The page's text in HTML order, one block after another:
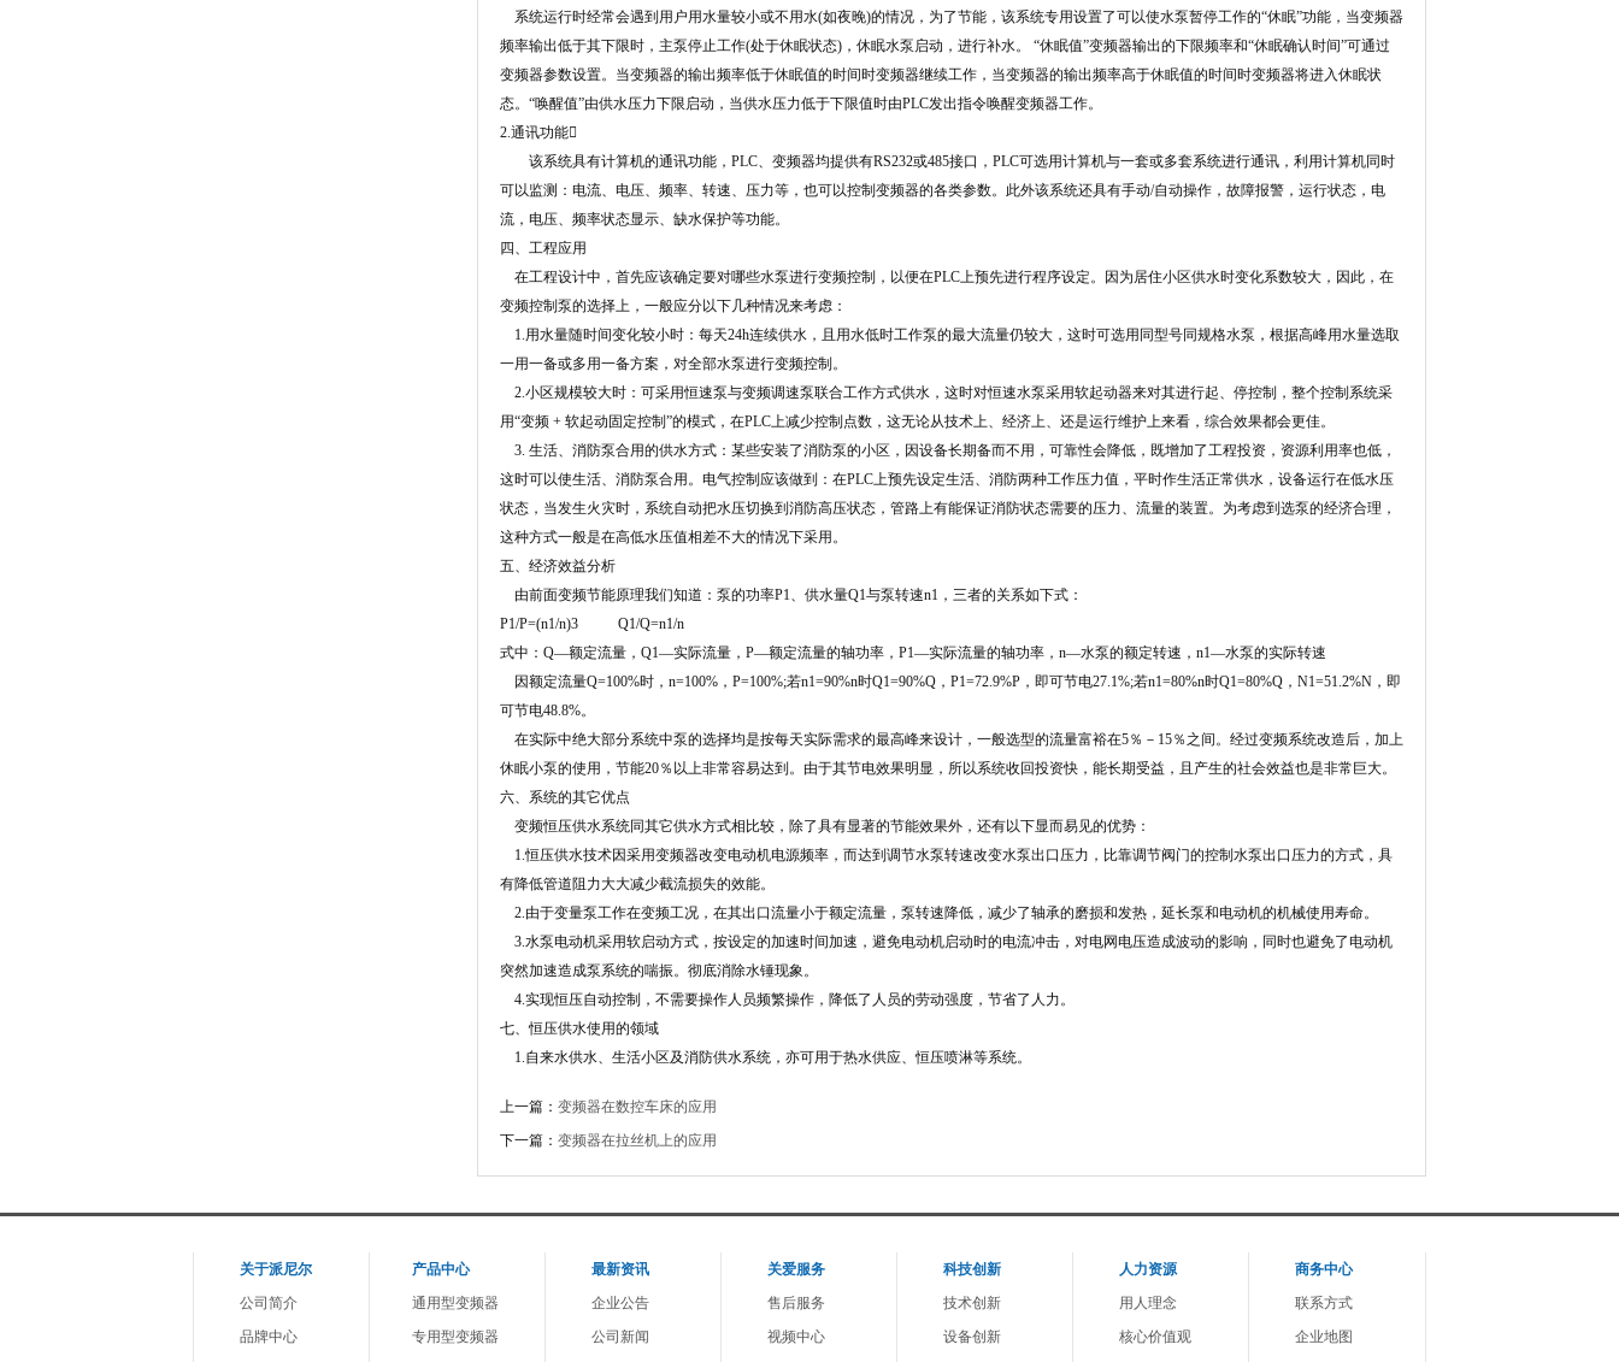
系统运行时经常会遇到用户用水量较小或不用水(如夜晚)的情况，为了节能，该系统专用设置了可以使水泵暂停工作的“休眠”功能，当变频器
频率输出低于其下限时，主泵停止工作(处于休眠状态)，休眠水泵启动，进行补水。 “休眠值”变频器输出的下限频率和“休眠确认时间”可通过
变频器参数设置。当变频器的输出频率低于休眠值的时间时变频器继续工作，当变频器的输出频率高于休眠值的时间时变频器将进入休眠状
态。“唤醒值”由供水压力下限启动，当供水压力低于下限值时由PLC发出指令唤醒变频器工作。
2.通讯功能
该系统具有计算机的通讯功能，PLC、变频器均提供有RS232或485接口，PLC可选用计算机与一套或多套系统进行通讯，利用计算机同时
可以监测：电流、电压、频率、转速、压力等，也可以控制变频器的各类参数。此外该系统还具有手动/自动操作，故障报警，运行状态，电
流，电压、频率状态显示、缺水保护等功能。
四、工程应用
在工程设计中，首先应该确定要对哪些水泵进行变频控制，以便在PLC上预先进行程序设定。因为居住小区供水时变化系数较大，因此，在
变频控制泵的选择上，一般应分以下几种情况来考虑：
1.用水量随时间变化较小时：每天24h连续供水，且用水低时工作泵的最大流量仍较大，这时可选用同型号同规格水泵，根据高峰用水量选取
一用一备或多用一备方案，对全部水泵进行变频控制。
2.小区规模较大时：可采用恒速泵与变频调速泵联合工作方式供水，这时对恒速水泵采用软起动器来对其进行起、停控制，整个控制系统采
用“变频 + 软起动固定控制”的模式，在PLC上减少控制点数，这无论从技术上、经济上、还是运行维护上来看，综合效果都会更佳。
3. 生活、消防泵合用的供水方式：某些安装了消防泵的小区，因设备长期备而不用，可靠性会降低，既增加了工程投资，资源利用率也低，
这时可以使生活、消防泵合用。电气控制应该做到：在PLC上预先设定生活、消防两种工作压力值，平时作生活正常供水，设备运行在低水压
状态，当发生火灾时，系统自动把水压切换到消防高压状态，管路上有能保证消防状态需要的压力、流量的装置。为考虑到选泵的经济合理，
这种方式一般是在高低水压值相差不大的情况下采用。
五、经济效益分析
由前面变频节能原理我们知道：泵的功率P1、供水量Q1与泵转速n1，三者的关系如下式：
P1/P=(n1/n)3 Q1/Q=n1/n
式中：Q—额定流量，Q1—实际流量，P—额定流量的轴功率，P1—实际流量的轴功率，n—水泵的额定转速，n1—水泵的实际转速
因额定流量Q=100%时，n=100%，P=100%;若n1=90%n时Q1=90%Q，P1=72.9%P，即可节电27.1%;若n1=80%n时Q1=80%Q，N1=51.2%N，即
可节电48.8%。
在实际中绝大部分系统中泵的选择均是按每天实际需求的最高峰来设计，一般选型的流量富裕在5％－15％之间。经过变频系统改造后，加上
休眠小泵的使用，节能20％以上非常容易达到。由于其节电效果明显，所以系统收回投资快，能长期受益，且产生的社会效益也是非常巨大。
六、系统的其它优点
变频恒压供水系统同其它供水方式相比较，除了具有显著的节能效果外，还有以下显而易见的优势：
1.恒压供水技术因采用变频器改变电动机电源频率，而达到调节水泵转速改变水泵出口压力，比靠调节阀门的控制水泵出口压力的方式，具
有降低管道阻力大大减少截流损失的效能。
2.由于变量泵工作在变频工况，在其出口流量小于额定流量，泵转速降低，减少了轴承的磨损和发热，延长泵和电动机的机械使用寿命。
3.水泵电动机采用软启动方式，按设定的加速时间加速，避免电动机启动时的电流冲击，对电网电压造成波动的影响，同时也避免了电动机
突然加速造成泵系统的喘振。彻底消除水锤现象。
4.实现恒压自动控制，不需要操作人员频繁操作，降低了人员的劳动强度，节省了人力。
七、恒压供水使用的领域
1.自来水供水、生活小区及消防供水系统，亦可用于热水供应、恒压喷淋等系统。
上一篇： 变频器在数控车床的应用
下一篇： 变频器在拉丝机上的应用
关于派尼尔
公司简介
品牌中心
产品中心
通用型变频器
专用型变频器
最新资讯
企业公告
公司新闻
关爱服务
售后服务
视频中心
科技创新
技术创新
设备创新
人力资源
用人理念
核心价值观
商务中心
联系方式
企业地图